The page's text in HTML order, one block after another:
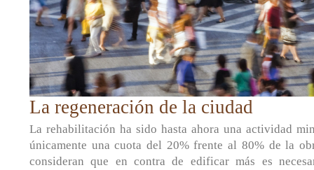
La regeneración de la ciudad
La rehabilitación ha sido hasta ahora una actividad
únicamente una cuota del 20% frente al 80% de la
consideran que en contra de edificar más es